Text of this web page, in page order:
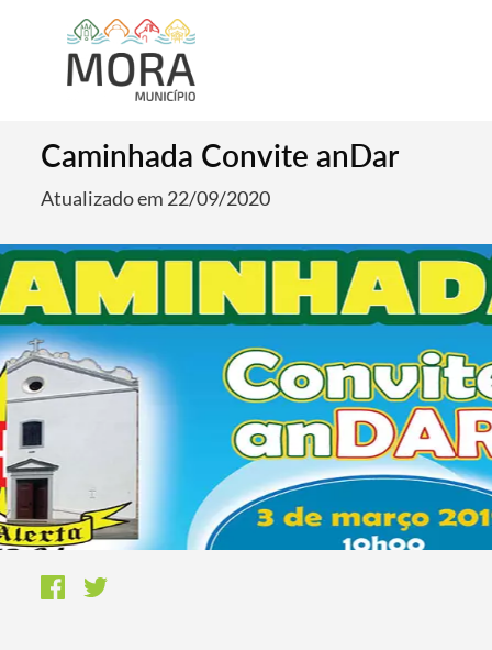
Caminhada Convite anDar
Atualizado em 22/09/2020